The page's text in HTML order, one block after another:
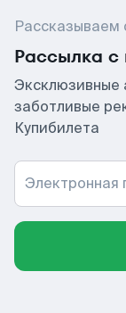
Рассказываем
Рассылка
Эксклюзивные
заботливые
Купибилета
Электронная